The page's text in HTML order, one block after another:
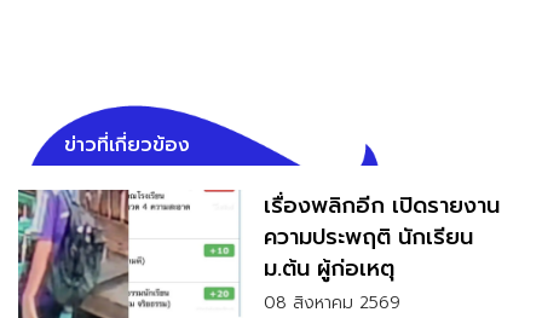
ข่าวที่เกี่ยวข้อง
เรื่องพลิกอีก เปิดรายงาน
ความประพฤติ นักเรียน
ม.ต้น ผู้ก่อเหตุ
08 สิงหาคม 2569